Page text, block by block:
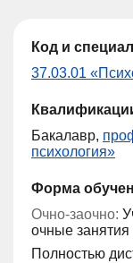
Код и
37.03.01
Бакалавр,
психология»
Форма
Очно-заочно:
очные занятия
Полностью